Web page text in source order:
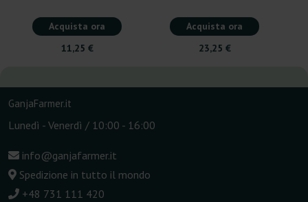
Acquista ora
11,25 €
Acquista ora
23,25 €
GanjaFarmer.it
Lunedì - Venerdì / 10:00 - 16:00
info@ganjafarmer.it
Spedizione in tutto il mondo
+48 731 111 420